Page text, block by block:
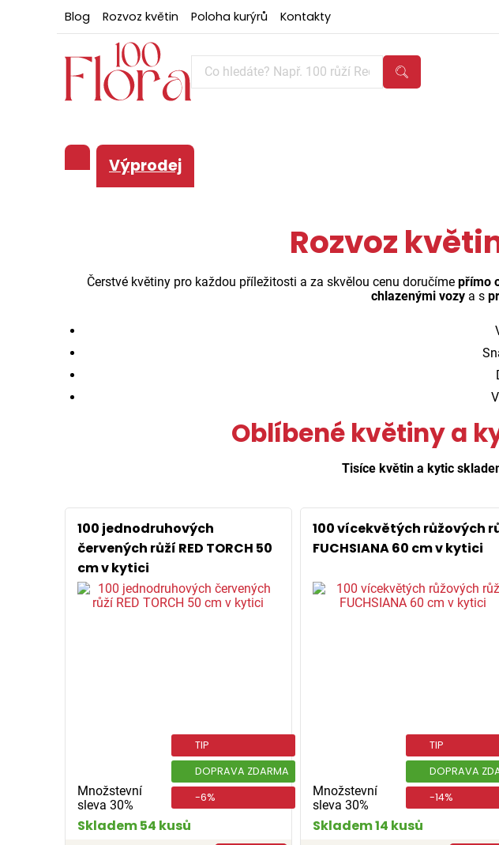
Blog Rozvoz květin Poloha kurýrů Kontakty
Výprodej
Rozvoz
Čerstvé květiny pro každou příležitosti a za skvělou cenu doručíme přímo
chlazenými vozy a s
Oblíbené květiny a
Tisíce květin a kytic
100 jednodruhových
červených růží RED TORCH 50
cm v kytici
Množstevní
sleva 30%
TIP
DOPRAVA ZDARMA
-6%
Skladem 54 kusů
100 vícekvětých růžových
FUCHSIANA 60 cm v kytici
Množstevní
sleva 30%
TIP
DOPRAVA
-14%
Skladem 14 kusů